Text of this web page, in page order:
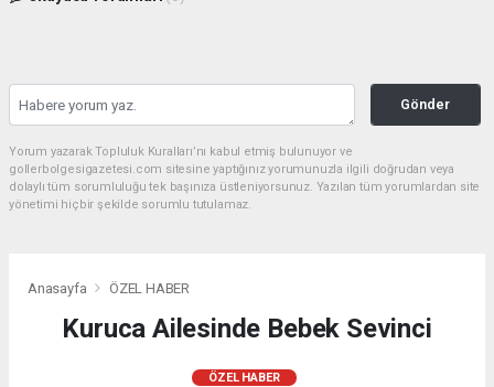
Gönder
Yorum yazarak Topluluk Kuralları’nı kabul etmiş bulunuyor ve
gollerbolgesigazetesi.com sitesine yaptığınız yorumunuzla ilgili doğrudan veya
dolaylı tüm sorumluluğu tek başınıza üstleniyorsunuz. Yazılan tüm yorumlardan site
yönetimi hiçbir şekilde sorumlu tutulamaz.
Anasayfa ÖZEL HABER
Kuruca Ailesinde Bebek Sevinci
ÖZEL HABER